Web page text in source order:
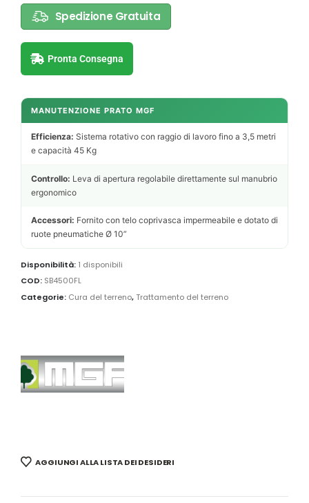
Spedizione Gratuita
Pronta Consegna
MANUTENZIONE PRATO MGF
Efficienza: Sistema rotativo con raggio di lavoro fino a 3,5 metri
e capacità 45 Kg
Controllo: Leva di apertura regolabile direttamente sul manubrio
ergonomico
Accessori: Fornito con telo coprivasca impermeabile e dotato di
ruote pneumatiche Ø 10”
Disponibilità: 1 disponibili
COD: SB4500FL
Categorie: Cura del terreno,Trattamento del terreno
AGGIUNGI ALLA LISTA DEI DESIDERI